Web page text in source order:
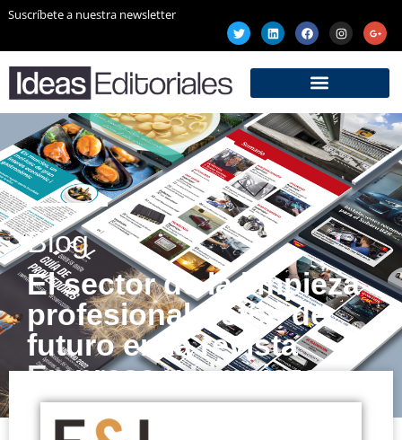
Suscríbete a nuestra newsletter
Blog
El sector de la limpieza
profesional: retos de
futuro en la revista
Empresa y Limpieza